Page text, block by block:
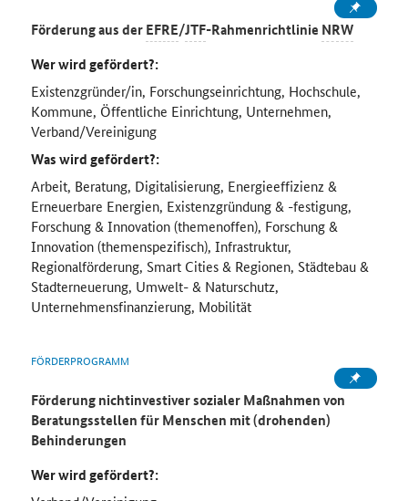
Förderung aus derEFRE/JTF-Rahmenrichtlinie NRW
Wer wird gefördert?:
Existenzgründer/in, Forschungseinrichtung, Hochschule,
Kommune, Öffentliche Einrichtung, Unternehmen,
Verband/Vereinigung
Was wird gefördert?:
Arbeit, Beratung, Digitalisierung, Energieeffizienz &
Erneuerbare Energien, Existenzgründung & -festigung,
Forschung & Innovation (themenoffen), Forschung &
Innovation (themenspezifisch), Infrastruktur,
Regionalförderung, Smart Cities & Regionen, Städtebau &
Stadterneuerung, Umwelt- & Naturschutz,
Unternehmensfinanzierung, Mobilität
FÖRDERPROGRAMM
Förderung nichtinvestiver sozialer Maßnahmen von
Beratungsstellen für Menschen mit (drohenden)
Behinderungen
Wer wird gefördert?: